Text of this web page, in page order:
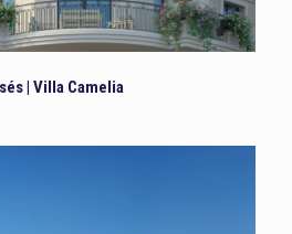
| Villa Camelia